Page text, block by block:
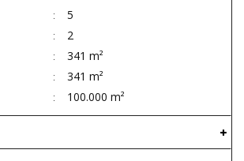
5
2
341 m²
341 m²
100.000 m²